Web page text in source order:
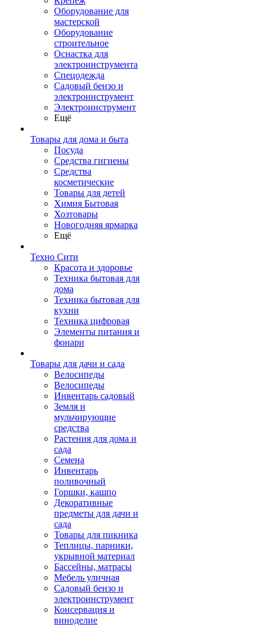
Оборудование для
мастерской
Оборудование
строительное
Оснастка для
электроинструмента
Спецодежда
Садовый бензо и
электроинструмент
Электроинструмент
Ещё
Товары для дома и быта
Посуда
Средства гигиены
Средства
косметические
Товары для детей
Химия Бытовая
Хозтовары
Новогодняя ярмарка
Ещё
Техно Сити
Красота и здоровье
Техника бытовая для
дома
Техника бытовая для
кухни
Техника цифровая
Элементы питания и
фонари
Товары для дачи и сада
Велосипеды
Велосипеды
Инвентарь садовый
Земля и
мульчирующие
средства
Растения для дома и
сада
Семена
Инвентарь
поливочный
Горшки, кашпо
Декоративные
предметы для дачи и
сада
Товары для пикника
Теплицы, парники,
укрывной материал
Бассейны, матрасы
Мебель уличная
Садовый бензо и
электроинструмент
Консервация и
виноделие